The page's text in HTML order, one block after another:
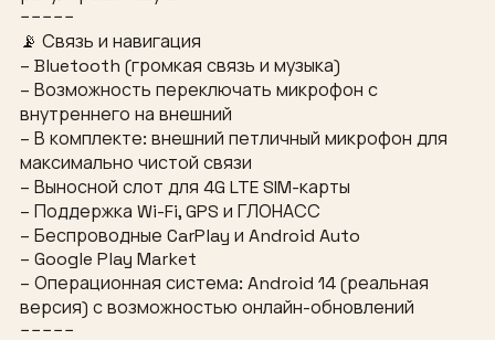
−−−−−
📡 Связь и навигация
– Bluetooth (громкая связь и музыка)
– Возможность переключать микрофон с
внутреннего на внешний
– В комплекте: внешний петличный микрофон для
максимально чистой связи
– Выносной слот для 4G LTE SIM-карты
– Поддержка Wi-Fi, GPS и ГЛОНАСС
– Беспроводные CarPlay и Android Auto
– Google Play Market
– Операционная система: Android 14 (реальная
версия) с возможностью онлайн-обновлений
−−−−−